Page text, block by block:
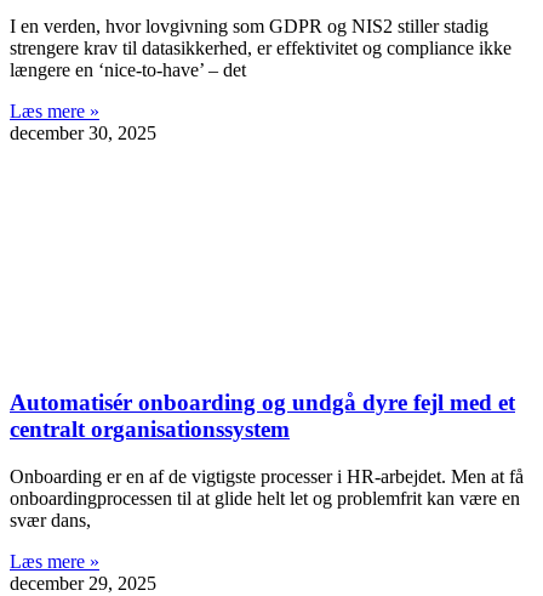
I en verden, hvor lovgivning som GDPR og NIS2 stiller stadig
strengere krav til datasikkerhed, er effektivitet og compliance ikke
længere en ‘nice-to-have’ – det
Læs mere »
december 30, 2025
Automatisér onboarding og undgå dyre fejl med et
centralt organisationssystem
Onboarding er en af de vigtigste processer i HR-arbejdet. Men at få
onboardingprocessen til at glide helt let og problemfrit kan være en
svær dans,
Læs mere »
december 29, 2025